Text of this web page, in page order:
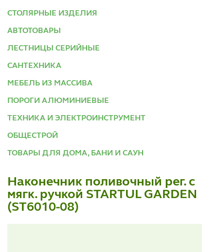
СТОЛЯРНЫЕ ИЗДЕЛИЯ
АВТОТОВАРЫ
ЛЕСТНИЦЫ СЕРИЙНЫЕ
САНТЕХНИКА
МЕБЕЛЬ ИЗ МАССИВА
ПОРОГИ АЛЮМИНИЕВЫЕ
ТЕХНИКА И ЭЛЕКТРОИНСТРУМЕНТ
ОБЩЕСТРОЙ
ТОВАРЫ ДЛЯ ДОМА, БАНИ И САУН
Наконечник поливочный рег. с
мягк. ручкой STARTUL GARDEN
(ST6010-08)